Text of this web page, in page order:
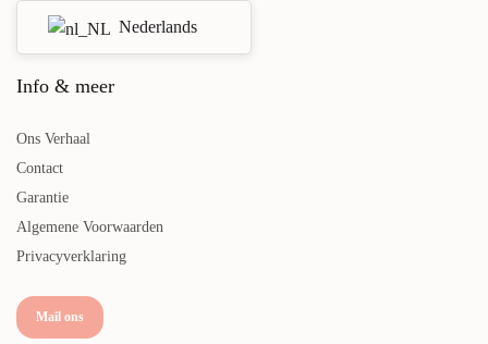
Nederlands
Info & meer
Ons Verhaal
Contact
Garantie
Algemene Voorwaarden
Privacyverklaring
Mail ons